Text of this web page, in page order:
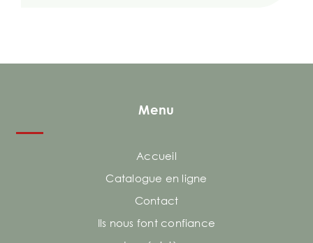
Menu
Accueil
Catalogue en ligne
Contact
Ils nous font confiance